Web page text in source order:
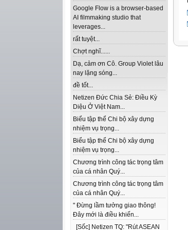
Google Flow is a browser-based
AI filmmaking studio that
leverages...
rất tuyệt...
Chợt nghĩ......
Dạ, cảm ơn Cô. Group Violet lâu
nay lặng sóng...
đề tốt...
Netizen Đức Chia Sẻ: Điều Kỳ
Diệu Ở Việt Nam...
Biểu tập thể Chi bộ xây dựng
nhiệm vụ trọng...
Biểu tập thể Chi bộ xây dựng
nhiệm vụ trọng...
Chương trình công tác trọng tâm
của cá nhân Quý...
Chương trình công tác trọng tâm
của cá nhân Quý...
" Đừng lầm tưởng giao thông!
Đây mới là điều khiến...
[Sốc] Netizen TQ: "Rút ASEAN